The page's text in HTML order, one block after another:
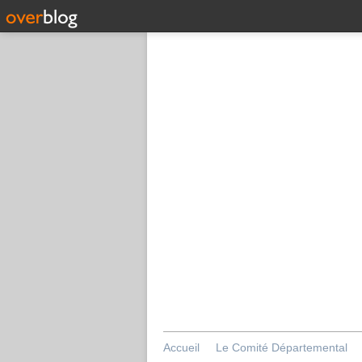
Accueil Le Comité Départemental